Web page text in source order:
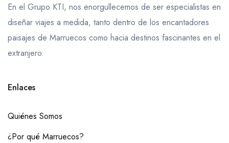
En el Grupo KTI, nos enorgullecemos de ser especialistas en
diseñar viajes a medida, tanto dentro de los encantadores
paisajes de Marruecos como hacia destinos fascinantes en el
extranjero.
Enlaces
Quiénes Somos
¿Por qué Marruecos?